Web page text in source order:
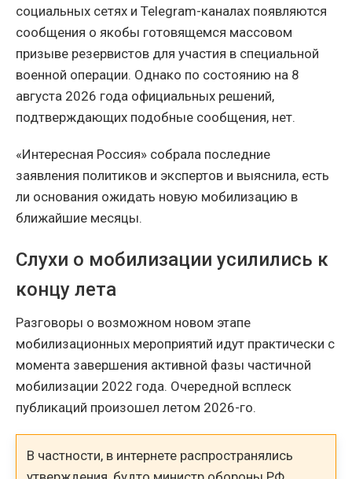
социальных сетях и Telegram-каналах появляются
сообщения о якобы готовящемся массовом
призыве резервистов для участия в специальной
военной операции. Однако по состоянию на 8
августа 2026 года официальных решений,
подтверждающих подобные сообщения, нет.
«Интересная Россия» собрала последние
заявления политиков и экспертов и выяснила, есть
ли основания ожидать новую мобилизацию в
ближайшие месяцы.
Слухи о мобилизации усилились к
концу лета
Разговоры о возможном новом этапе
мобилизационных мероприятий идут практически с
момента завершения активной фазы частичной
мобилизации 2022 года. Очередной всплеск
публикаций произошел летом 2026-го.
В частности, в интернете распространялись